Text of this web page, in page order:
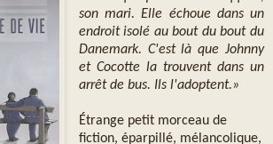
son mari. Elle échoue dans un
endroit isolé au bout du bout du
Danemark. C'est là que Johnny
et Cocotte la trouvent dans un
arrêt de bus. Ils l'adoptent.»
Étrange petit morceau de
fiction, éparpillé, mélancolique,